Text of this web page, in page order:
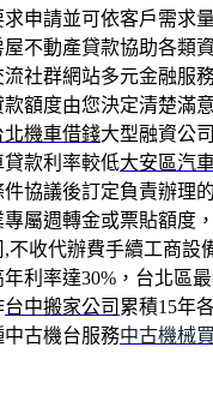
申請並可依客戶需求
不動產貸款協助各類
社群網站多元金融服
款額度由您決定清楚滿
北機車借錢大型融資公
款利率較低大安區汽
協議後訂定負責辦理
專屬週轉金或票貼額度
不收代辦費手續工商設
利率達30%，台北區
台中搬家公司 累積15年
古機台服務中古機械